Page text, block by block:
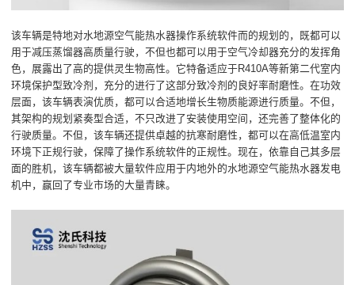
该车辆是特地对水地源空气能热水器操作系统软件而的规划的，既都可以
用于减压蒸馏器高质量行驶，不但也都可以用于空气冷却器充分的发挥角
色，展露出了高的提供灵生物高性。它特备适应于R410A等新第二代室内
环境保护型致冷剂，充分的进行了这部分致冷剂的良好率耐磨性。在功效
层面，该车辆表演优质，都可以合适地增长生物质能源进行质量。不但，
其架构的规划紧奏型合适，不只改进了安装使用空间，还完善了整体化的
行驶质量。不但，该车辆还提供卓越的抗寒耐磨性，都可以在高低温室内
环境下正规行驶，保障了操作系统软件的正规性。现在，依靠自己其多层
面的胜机，该车辆都被大量软件应用于内地外的水地源空气能热水器发电
机中，赢回了专业市场的大量青睐。